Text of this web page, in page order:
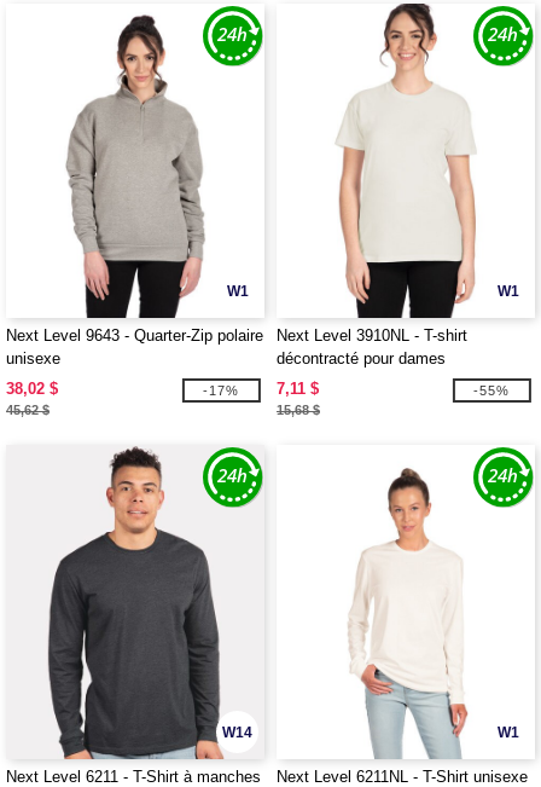
W1
Next Level 9643 - Quarter-Zip polaire
unisexe
38,02 $
45,62 $
-17%
W1
Next Level 3910NL - T-shirt
décontracté pour dames
7,11 $
15,68 $
-55%
W14
Next Level 6211 - T-Shirt à manches
W1
Next Level 6211NL - T-Shirt unisexe